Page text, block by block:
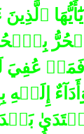
يَٰٓأَيُّهَا
عُفِيَ
بَعۡدَ